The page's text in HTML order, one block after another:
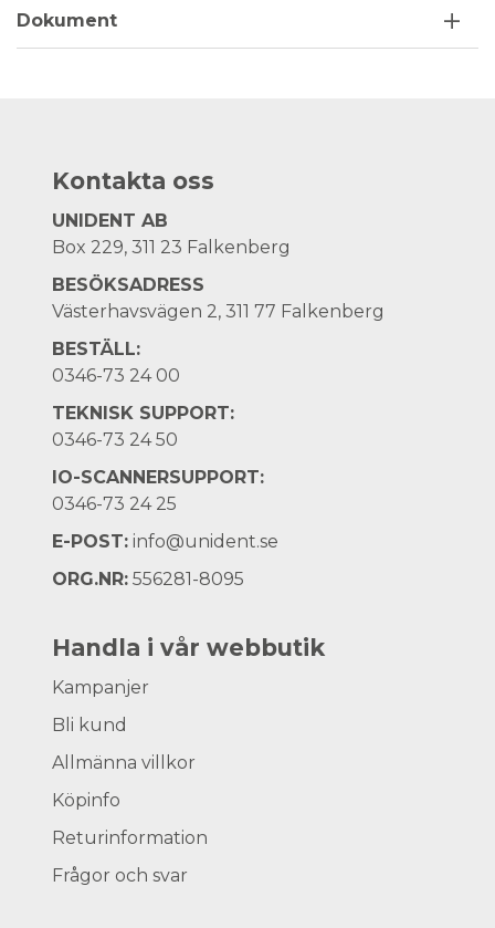
Dokument
Kontakta oss
UNIDENT AB
Box 229, 311 23 Falkenberg
BESÖKSADRESS
Västerhavsvägen 2, 311 77 Falkenberg
BESTÄLL:
0346-73 24 00
TEKNISK SUPPORT:
0346-73 24 50
IO-SCANNERSUPPORT:
0346-73 24 25
E-POST: info@unident.se
ORG.NR: 556281-8095
Handla i vår webbutik
Kampanjer
Bli kund
Allmänna villkor
Köpinfo
Returinformation
Frågor och svar